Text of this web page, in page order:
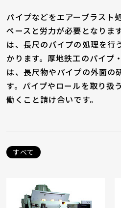
パイプなどをエアーブラスト
ペースと労力が必要となりま
は、長尺のパイプの処理を行
かります。厚地鉄工のパイプ
は、長尺物やパイプの外面の
す。パイプやロールを取り扱
働くこと請け合いです。
すべて